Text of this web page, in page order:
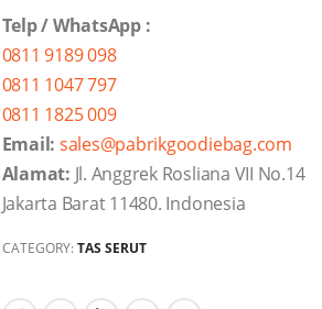
Telp / WhatsApp :
0811 9189 098
0811 1047 797
0811 1825 009
Email: sales@pabrikgoodiebag.com
Alamat: Jl. Anggrek Rosliana VII No.14
Jakarta Barat 11480. Indonesia
CATEGORY:TAS SERUT